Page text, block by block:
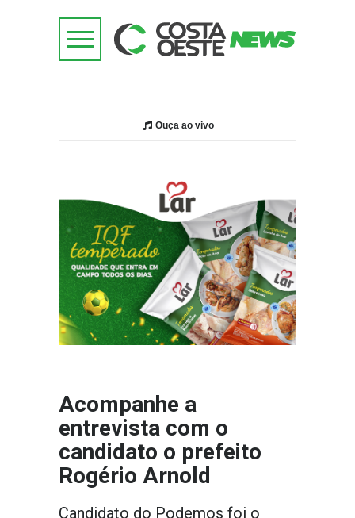
Ouça ao vivo
Acompanhe a
entrevista com o
candidato o prefeito
Rogério Arnold
Candidato do Podemos foi o